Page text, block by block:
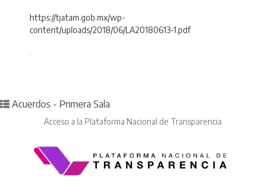
https://tjatam.gob.mx/wp-
content/uploads/2018/06/LA20180613-1.pdf
.
Posted in
Acuerdos - Primera Sala
Acceso a la Plataforma Nacional de Transparencia